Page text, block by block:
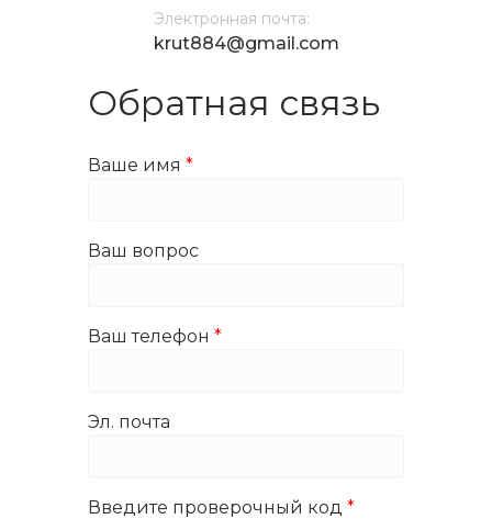
Электронная почта:
krut884@gmail.com
Обратная связь
Ваше имя
Ваш вопрос
Ваш телефон
Эл. почта
Введите проверочный код